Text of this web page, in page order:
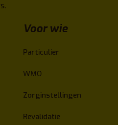
Voor wie
Particulier
WMO
Zorginstellingen
Revalidatie